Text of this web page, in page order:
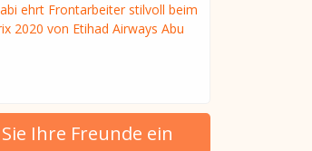
ehrt Frontarbeiter stilvoll beim
2020 von Etihad Airways Abu
Ihre Freunde ein